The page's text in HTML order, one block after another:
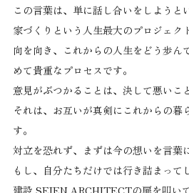
この言葉は、単に話し合いをしようと
家づくりという人生最大のプロジェク
向を向き、これからの人生をどう歩ん
めて貴重なプロセスです。
意見がぶつかることは、決して悪いこ
それは、お互いが真剣にこれからの暮
す。
対立を恐れず、まずは今の想いを言葉
もし、自分たちだけでは行き詰まって
建設 SEIEN ARCHITECTの扉を叩いて